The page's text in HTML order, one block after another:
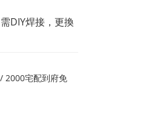
DIY焊接，更換
2000宅配到府免